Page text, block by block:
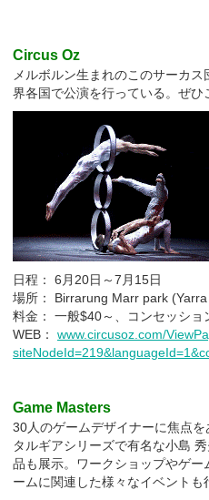
Circus Oz
メルボルン生まれのこのサーカ
界各国で公演を行っている。ぜひ
日程： 6月20日～7月15日
場所： Birrarung Marr park
料金： 一般$40～、コンセッショ
WEB： www.circusoz.com/
Game Masters
30人のゲームデザイナーに焦点
タルギアシリーズで有名な小島
品も展示。ワークショップやゲ
ームに関連した様々なイベントも